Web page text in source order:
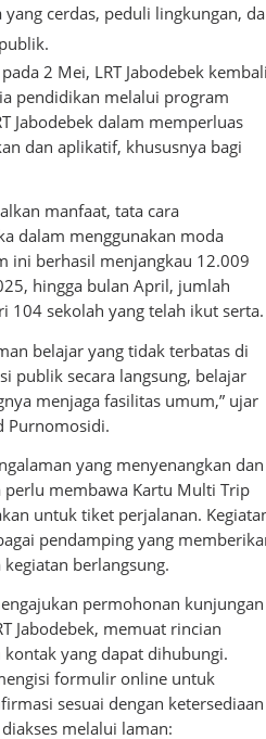
cerdas, peduli lingkungan,
2 Mei, LRT Jabodebek
pendidikan melalui program
Jabodebek dalam memperluas
dan aplikatif, khususnya bagi
manfaat, tata cara
dalam menggunakan moda
ini berhasil menjangkau 12.009
hingga bulan April, jumlah
104 sekolah yang telah ikut serta.
belajar yang tidak terbatas di
publik secara langsung, belajar
menjaga fasilitas umum,” ujar
Purnomosidi.
yang menyenangkan dan
perlu membawa Kartu Multi Trip
untuk tiket perjalanan.
pendamping yang
berlangsung.
permohonan kunjungan
Jabodebek, memuat rincian
yang dapat dihubungi.
formulir online untuk
sesuai dengan ketersediaan
melalui laman: